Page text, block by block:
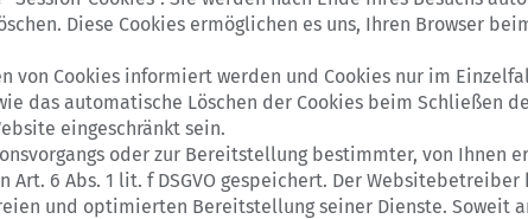
Diese Cookies ermöglichen es uns, Ihren Browser
von Cookies informiert werden und Cookies nur im
das automatische Löschen der Cookies beim Schließen
eingeschränkt sein.
oder zur Bereitstellung bestimmter, von Ihnen
6 Abs. 1 lit. f DSGVO gespeichert. Der
und optimierten Bereitstellung seiner Dienste. Soweit